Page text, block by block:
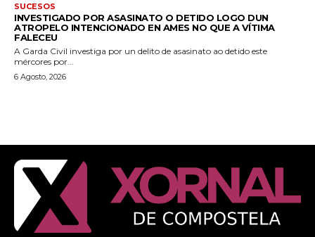
SUCESOS
INVESTIGADO POR ASASINATO O DETIDO LOGO DUN
ATROPELO INTENCIONADO EN AMES NO QUE A VÍTIMA
FALECEU
A Garda Civil investiga por un delito de asasinato ao detido este
mércores por...
6 Agosto, 2026